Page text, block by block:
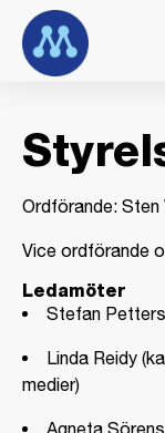
Ordförande: Sten
Vice ordförande
Ledamöter
Stefan
Linda Reidy
medier)
Agneta